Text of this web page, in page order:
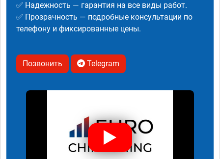
✅ Надежность — гарантия на все виды работ.
✅ Прозрачность — подробные консультации по
телефону и фиксированные цены.
Позвонить Telegram